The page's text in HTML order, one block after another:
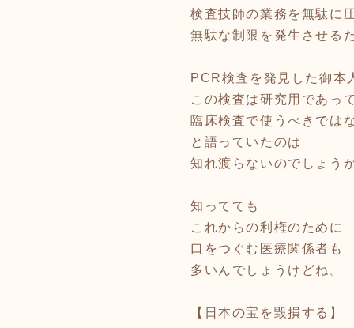
検査技師の業務を無駄に
無駄な制限を発生させる
PCR検査を発見した御本
この検査は研究用であって
臨床検査で使うべきでは
と語っていたのは
知れ渡らないのでしょうか
知ってても
これからの利権のために
口をつぐむ医療関係者も
多いんでしょうけどね。
【日本の宝を毀損する】